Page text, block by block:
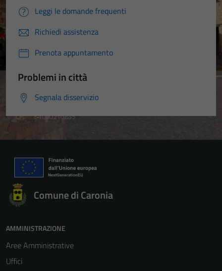
Leggi le domande frequenti
Richiedi assistenza
Prenota appuntamento
Problemi in città
Segnala disservizio
Comune di Caronia
AMMINISTRAZIONE
Aree Amministrative
Uffici